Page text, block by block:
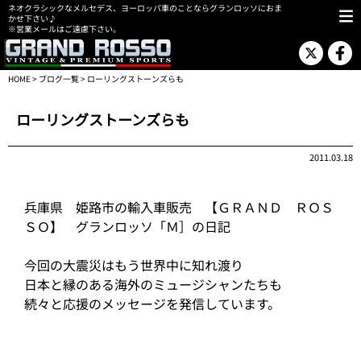
ネオクラシックなメルセデス、ヨーロッパ車のことならグランロッソにおま
かせ下さい♪
※営業メールはご遠慮下さい。
HOME> ブログ一覧> ローリングストーンズらも
ローリングストーンズらも
2011.03.18
兵庫県 姫路市の輸入車販売 【ＧＲＡＮＤ ＲＯＳ
ＳＯ】 グランロッソ「Ｍ］の日記
今回の大震災はもう世界中に知れ渡り
日本と縁のある海外のミュージシャンたちも
続々と応援のメッセージを発信しています。